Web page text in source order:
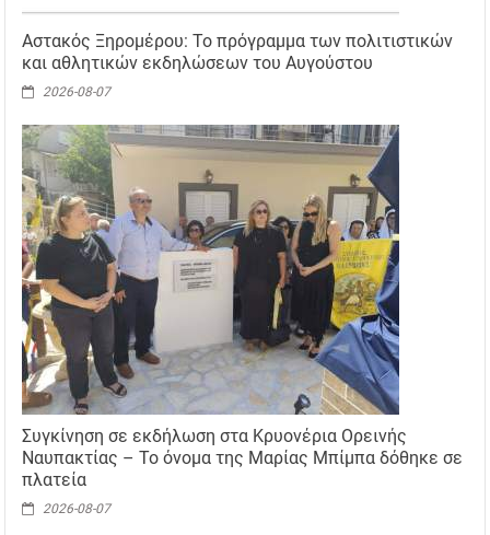
Αστακός Ξηρομέρου: Το πρόγραμμα των πολιτιστικών
και αθλητικών εκδηλώσεων του Αυγούστου
2026-08-07
Συγκίνηση σε εκδήλωση στα Κρυονέρια Ορεινής
Ναυπακτίας – Το όνομα της Μαρίας Μπίμπα δόθηκε σε
πλατεία
2026-08-07